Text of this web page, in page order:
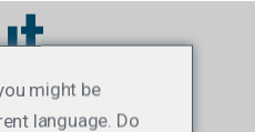
might be
language. Do